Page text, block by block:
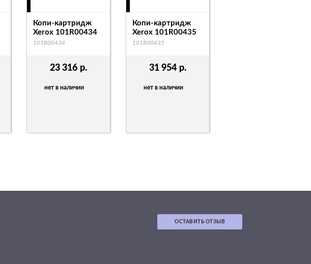
23 316 р.
нет в наличии
Копи-картридж
Xerox 101R00434
101R00434
31 954 р.
нет в наличии
Копи-картридж
Xerox 101R00435
101R00435
ОСТАВИТЬ ОТЗЫВ